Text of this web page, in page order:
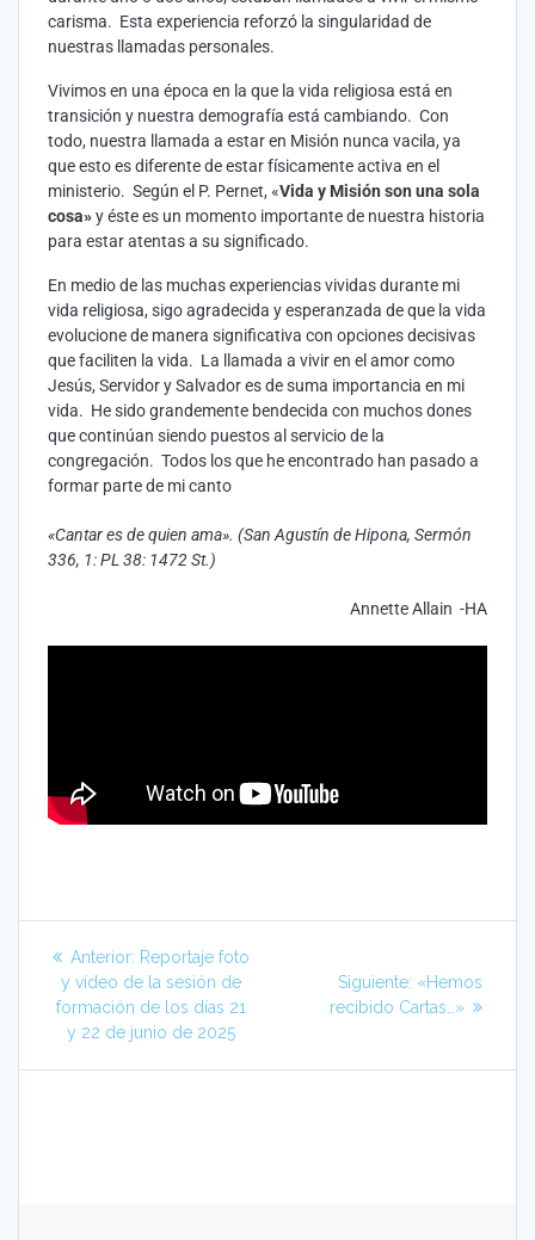
carisma. Esta experiencia reforzó la singularidad de
nuestras llamadas personales.
Vivimos en una época en la que la vida religiosa está en
transición y nuestra demografía está cambiando. Con
todo, nuestra llamada a estar en Misión nunca vacila, ya
que esto es diferente de estar físicamente activa en el
ministerio. Según el P. Pernet, «Vida y Misión son una sola
cosa»y éste es un momento importante de nuestra historia
para estar atentas a su significado.
En medio de las muchas experiencias vividas durante mi
vida religiosa, sigo agradecida y esperanzada de que la vida
evolucione de manera significativa con opciones decisivas
que faciliten la vida. La llamada a vivir en el amor como
Jesús, Servidor y Salvador es de suma importancia en mi
vida. He sido grandemente bendecida con muchos dones
que continúan siendo puestos al servicio de la
congregación. Todos los que he encontrado han pasado a
formar parte de mi canto
«Cantar es de quien ama». (San Agustín de Hipona, Sermón
336, 1: PL 38: 1472 St.)
Annette Allain -HA
Anterior: Reportaje foto
y vídeo de la sesión de
formación de los días 21
y 22 de junio de 2025
Siguiente: «Hemos
recibido Cartas…»